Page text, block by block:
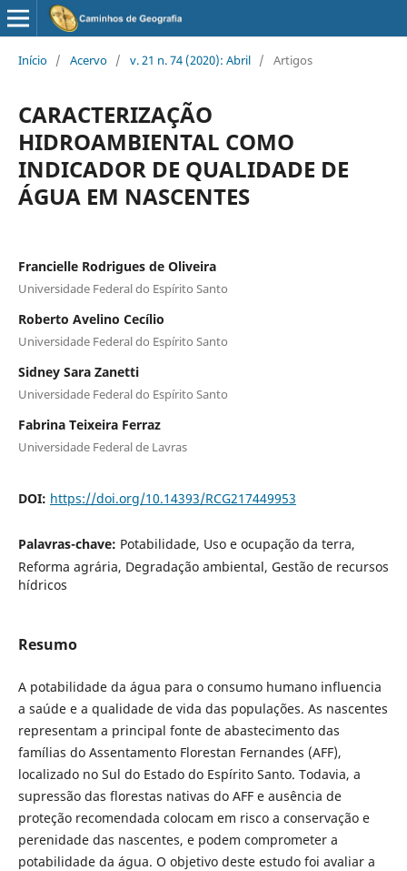
Início / Acervo / v. 21 n. 74 (2020): Abril / Artigos
CARACTERIZAÇÃO
HIDROAMBIENTAL COMO
INDICADOR DE QUALIDADE DE
ÁGUA EM NASCENTES
Francielle Rodrigues de Oliveira
Universidade Federal do Espírito Santo
Roberto Avelino Cecílio
Universidade Federal do Espírito Santo
Sidney Sara Zanetti
Universidade Federal do Espírito Santo
Fabrina Teixeira Ferraz
Universidade Federal de Lavras
DOI: https://doi.org/10.14393/RCG217449953
Palavras-chave: Potabilidade, Uso e ocupação da terra,
Reforma agrária, Degradação ambiental, Gestão de recursos
hídricos
Resumo
A potabilidade da água para o consumo humano influencia
a saúde e a qualidade de vida das populações. As nascentes
representam a principal fonte de abastecimento das
famílias do Assentamento Florestan Fernandes (AFF),
localizado no Sul do Estado do Espírito Santo. Todavia, a
supressão das florestas nativas do AFF e ausência de
proteção recomendada colocam em risco a conservação e
perenidade das nascentes, e podem comprometer a
potabilidade da água. O objetivo deste estudo foi avaliar a